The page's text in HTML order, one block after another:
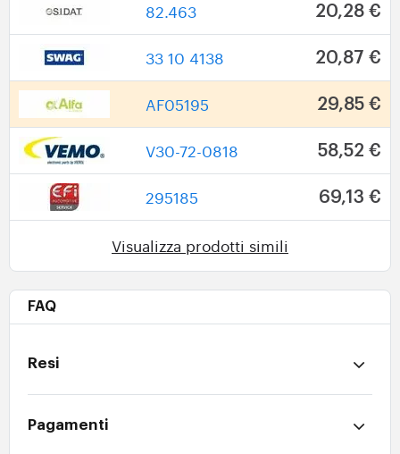
82.463 20,28 €
33 10 4138 20,87 €
AF05195 29,85 €
V30-72-0818 58,52 €
295185 69,13 €
Visualizza prodotti simili
FAQ
Resi
Pagamenti